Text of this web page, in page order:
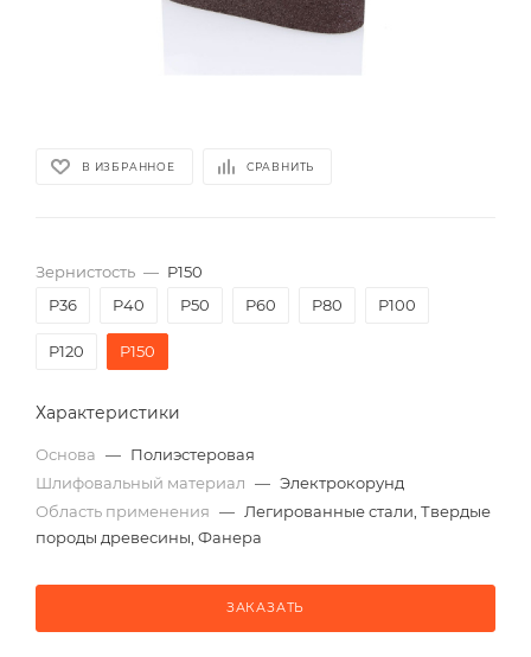
В ИЗБРАННОЕ СРАВНИТЬ
Зернистость — P150
P36
P40 P50 P60 P80 P100
P120 P150
Характеристики
Основа — Полиэстеровая
Шлифовальный материал — Электрокорунд
Область применения — Легированные стали, Твердые
породы древесины, Фанера
ЗАКАЗАТЬ